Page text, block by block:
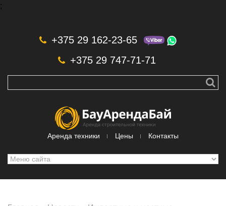
;
+375 29 162-23-65
+375 29 747-71-71
Аренда техники Цены Контакты